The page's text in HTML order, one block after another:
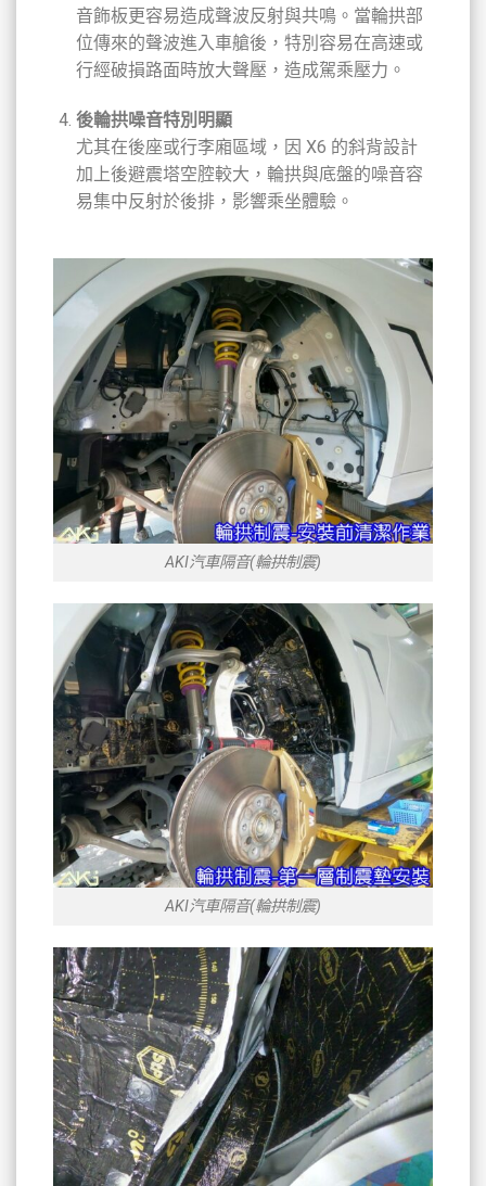
音飾板更容易造成聲波反射與共鳴。當輪拱部
位傳來的聲波進入車艙後，特別容易在高速或
行經破損路面時放大聲壓，造成駕乘壓力。
後輪拱噪音特別明顯
尤其在後座或行李廂區域，因 X6 的斜背設計
加上後避震塔空腔較大，輪拱與底盤的噪音容
易集中反射於後排，影響乘坐體驗。
AKI汽車隔音(輪拱制震)
AKI汽車隔音(輪拱制震)